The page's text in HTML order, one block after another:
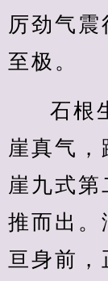
厉劲气震
至极。
石根
崖真气，
崖九式第
推而出。
亘身前，